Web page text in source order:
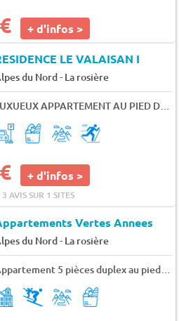
+ d'infos >
LE VALAISAN I
du Nord- La rosière
+ d'infos >
3 AVIS SUR 1 SITES
Vertes Annees
du Nord- La rosière
Appartement 5 pièces duplex au pied des pistes de la Rosière - 10 pers. - 105m2 - TV